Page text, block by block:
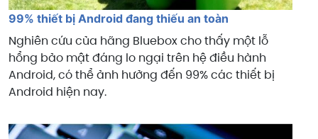
99% thiết bị Android đang thiếu an toàn
Nghiên cứu của hãng Bluebox cho thấy một lỗ
hổng bảo mật đáng lo ngại trên hệ điều hành
Android, có thể ảnh hưởng đến 99% các thiết bị
Android hiện nay.